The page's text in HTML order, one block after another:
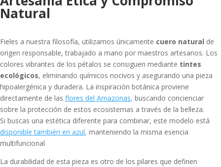
Natural
Fieles a nuestra filosofía, utilizamos únicamente cuero natural de
origen responsable, trabajado a mano por maestros artesanos. Los
colores vibrantes de los pétalos se consiguen mediante tintes
ecológicos, eliminando químicos nocivos y asegurando una pieza
hipoalergénica y duradera. La inspiración botánica proviene
directamente de las flores del Amazonas, buscando concienciar
sobre la protección de estos ecosistemas a través de la belleza.
Si buscas una estética diferente para combinar, este modelo está
disponible también en azul, manteniendo la misma esencia
multifuncional
La durabilidad de esta pieza es otro de los pilares que definen